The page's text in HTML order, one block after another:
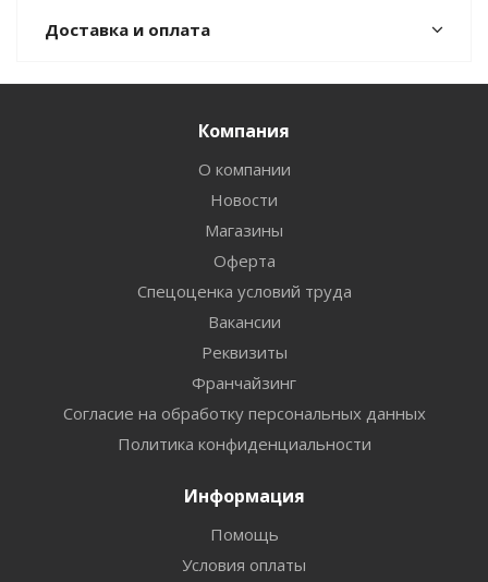
Доставка и оплата
Компания
О компании
Новости
Магазины
Оферта
Спецоценка условий труда
Вакансии
Реквизиты
Франчайзинг
Согласие на обработку персональных данных
Политика конфиденциальности
Информация
Помощь
Условия оплаты